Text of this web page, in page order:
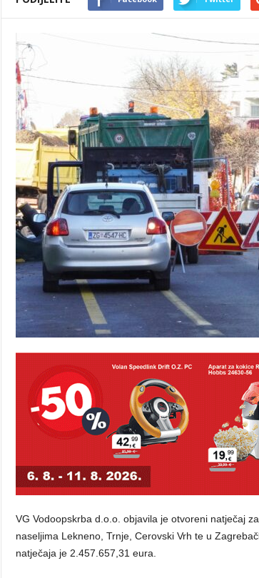
VG Vodoopskrba d.o.o. objavila je otvoreni natječaj
naseljima Lekneno, Trnje, Cerovski Vrh te u
natječaja je 2.457.657,31 eura.